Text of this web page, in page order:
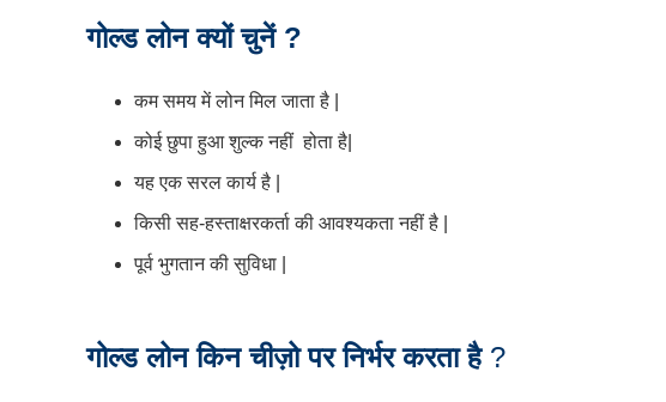
गोल्ड लोन क्यों चुनें ?
कम समय में लोन मिल जाता है |
कोई छुपा हुआ शुल्क नहीं होता है|
यह एक सरल कार्य है |
किसी सह-हस्ताक्षरकर्ता की आवश्यकता नहीं है |
पूर्व भुगतान की सुविधा |
गोल्ड लोन किन चीज़ो पर निर्भर करता है?